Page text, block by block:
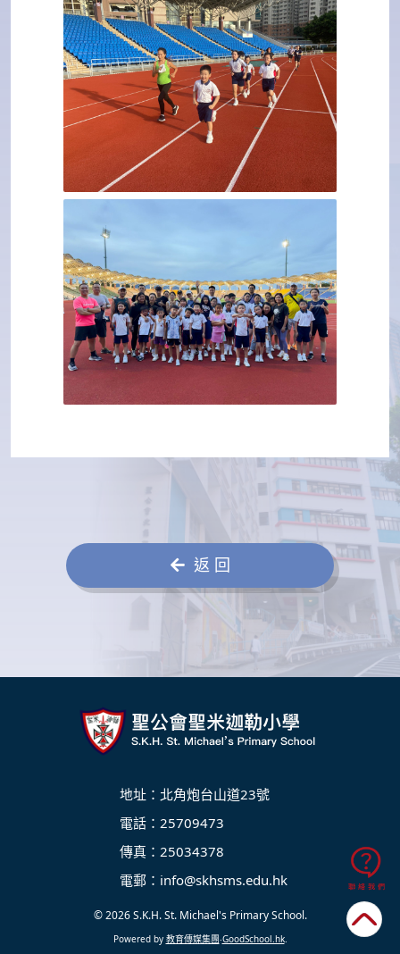
返 回
地址：北角炮台山道23號
電話：25709473
傳真：25034378
電郵： info@skhsms.edu.hk
© 2026S.K.H. St. Michael's Primary School.
Powered by 教育傳媒集團‧GoodSchool.hk.